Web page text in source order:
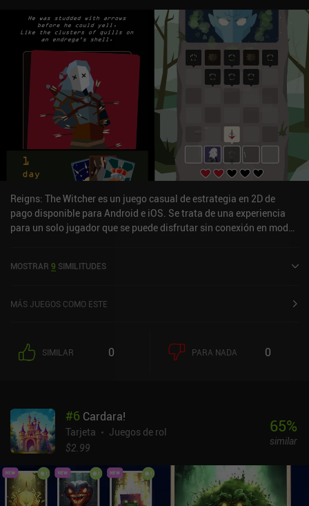
Reigns: The Witcher es un juego casual de estrategia en 2D de
pago disponible para Android e iOS. Se trata de una experiencia
para un solo jugador que se puede disfrutar sin conexión en modo
tiene actualmente una puntuación de 4,5 sobre 5,0 en Google Play
MOSTRAR 9 SIMILITUDES
MÁS JUEGOS COMO ESTE
SIMILAR 0 PARA NADA 0
#6 Cardara!
Tarjeta
Juegos de rol
$2.99
65%
similar